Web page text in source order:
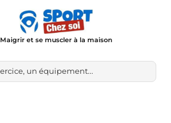
Maigrir et se muscler à la maison